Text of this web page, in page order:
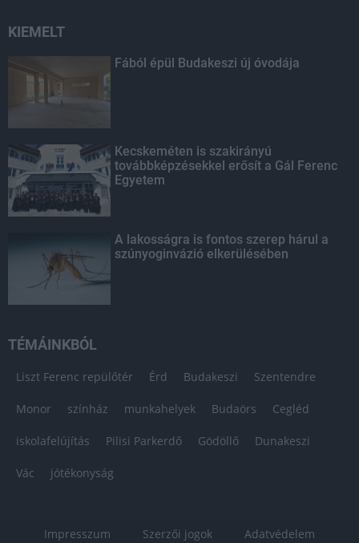
KIEMELT
Fából épül Budakeszi új óvodája
Kecskeméten is szakirányú
továbbképzésekkel erősít a Gál Ferenc
Egyetem
A lakosságra is fontos szerep hárul a
szúnyoginvázió elkerülésében
TÉMÁINKBÓL
Liszt Ferenc repülőtér Érd Budakeszi Szentendre
Monor színház munkahelyek Budaörs Cegléd
iskolafelújítás Pilisi Parkerdő Gödöllő Dunakeszi
Vác jótékonyság
Impresszum Szerzői jogok Adatvédelem